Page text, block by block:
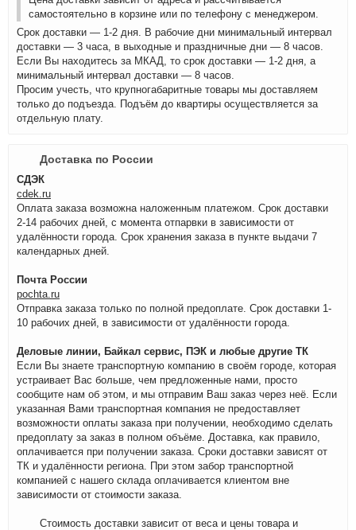
самостоятельно в корзине или по телефону с менеджером.
Срок доставки — 1-2 дня. В рабочие дни минимальный интервал
доставки — 3 часа, в выходные и праздничные дни — 8 часов.
Если Вы находитесь за МКАД, то срок доставки — 1-2 дня, а
минимальный интервал доставки — 8 часов.
Просим учесть, что крупногабаритные товары мы доставляем
только до подъезда. Подъём до квартиры осуществляется за
отдельную плату.
Доставка по России
СДЭК
cdek.ru
Оплата заказа возможна наложенным платежом. Срок доставки
2-14 рабочих дней, с момента отпарвки в зависимости от
удалённости города. Срок хранения заказа в пункте выдачи 7
календарных дней.
Почта России
pochta.ru
Отправка заказа только по полной предоплате. Срок доставки 1-
10 рабочих дней, в зависимости от удалённости города.
Деловые линии, Байкал сервис, ПЭК и любые другие ТК
Если Вы знаете транспортную компанию в своём городе, которая
устраивает Вас больше, чем предложенные нами, просто
сообщите нам об этом, и мы отправим Ваш заказ через неё. Если
указанная Вами транспортная компания не предоставляет
возможности оплаты заказа при получении, необходимо сделать
предоплату за заказ в полном объёме. Доставка, как правило,
оплачивается при получении заказа. Сроки доставки зависят от
ТК и удалённости региона. При этом забор транспортной
компанией с нашего склада оплачивается клиентом вне
зависимости от стоимости заказа.
Стоимость доставки зависит от веса и цены товара и